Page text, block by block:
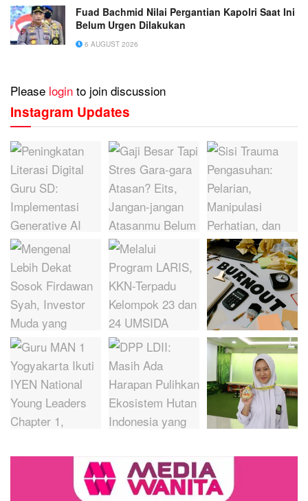
Fuad Bachmid Nilai Pergantian Kapolri Saat Ini
Belum Urgen Dilakukan
6 AUGUST 2026
Please login to join discussion
Instagram Updates